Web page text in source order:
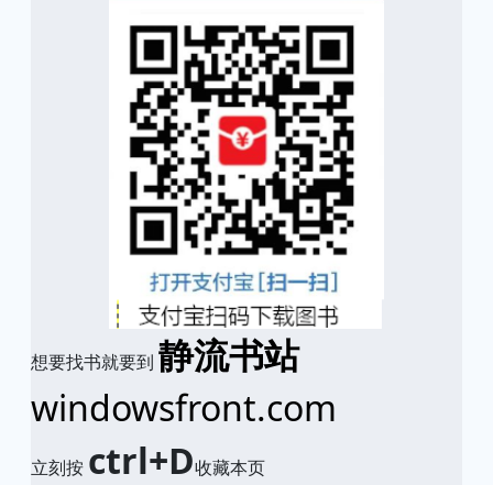
想要找书就要到 静流书站
windowsfront.com
立刻按 ctrl+D收藏本页